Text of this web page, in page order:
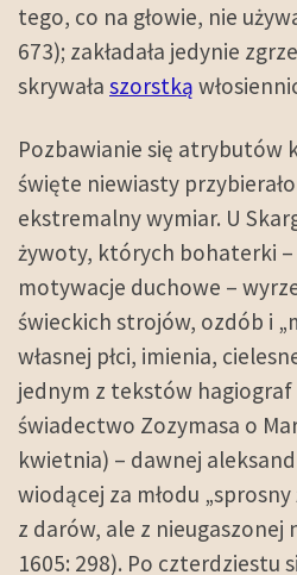
tego, co na głowie, nie
673); zakładała jedynie
skrywała szorstką
Pozbawianie się atrybutów
święte niewiasty
ekstremalny wymiar. U
żywoty, których bohaterki –
motywacje duchowe –
świeckich strojów, ozdób i
własnej płci, imienia,
jednym z tekstów hagiograf
świadectwo Zozymasa o
kwietnia) – dawnej
wiodącej za młodu
z darów, ale z nieugaszonej
1605: 298). Po czterdziestu